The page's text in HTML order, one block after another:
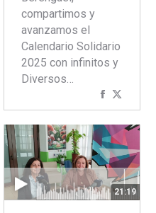
compartimos y
avanzamos el
Calendario Solidario
2025 con infinitos y
Diversos…
Compartir
concon
21:19